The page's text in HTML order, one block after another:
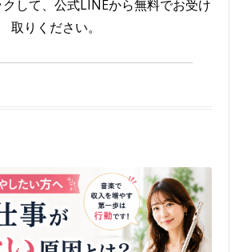
して、公式LINEから無料でお受け
取りください。